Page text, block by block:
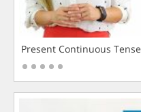
Present Continuous Tense